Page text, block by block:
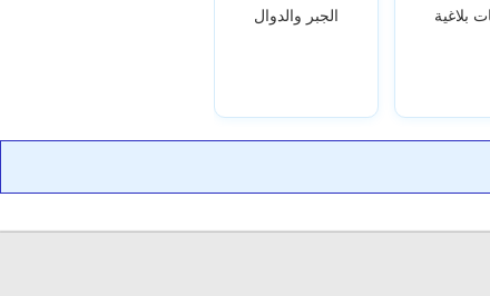
بلاغية الجبر والدوال